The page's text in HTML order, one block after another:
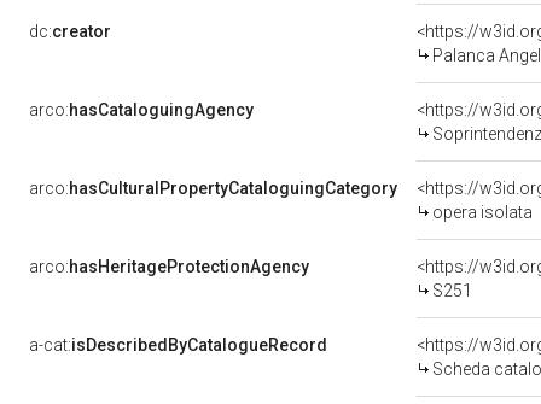
dc:creator
<https://
Palanca
arco:hasCataloguingAgency
<https://
arco:hasCulturalPropertyCataloguingCategory
<https://
opera isolata
arco:hasHeritageProtectionAgency
<https://
S251
a-cat:isDescribedByCatalogueRecord
<https://
Scheda